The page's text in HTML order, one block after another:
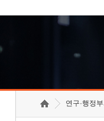
연구·행정부